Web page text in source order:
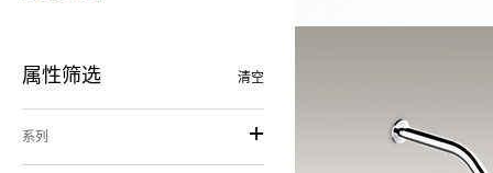
属性筛选 清空
系列